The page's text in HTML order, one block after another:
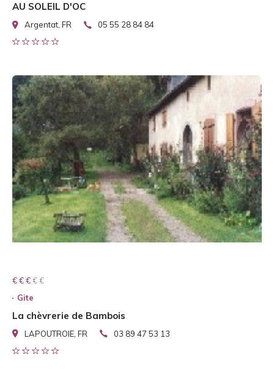
AU SOLEIL D'OC
Argentat, FR 05 55 28 84 84
€ € € € €
€ € €
Gite
La chèvrerie de Bambois
LAPOUTROIE, FR 03 89 47 53 13